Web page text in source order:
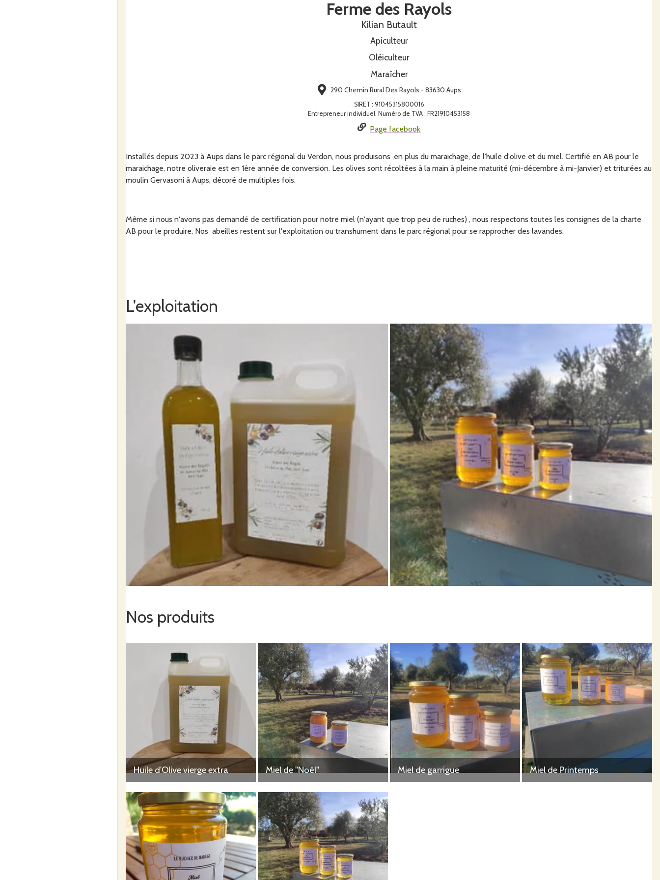
Ferme des Rayols
Kilian Butault
Apiculteur
Oléiculteur
Maraîcher
290 Chemin Rural Des Rayols - 83630 Aups
SIRET : 91045315800016
Entrepreneur individuel. Numéro de TVA : FR21910453158
Page facebook
Installés depuis 2023 à Aups dans le parc régional du Verdon, nous produisons ,en plus du maraichage, de l'huile d'olive et du miel. Certifié en AB pour le
maraichage, notre oliveraie est en 1ère année de conversion. Les olives sont récoltées à la main à pleine maturité (mi-décembre à mi-Janvier) et triturées au
moulin Gervasoni à Aups, décoré de multiples fois.
Même si nous n'avons pas demandé de certification pour notre miel (n'ayant que trop peu de ruches) , nous respectons toutes les consignes de la charte
AB pour le produire. Nos abeilles restent sur l'exploitation ou transhument dans le parc régional pour se rapprocher des lavandes.
L'exploitation
Nos produits
Huile d'Olive vierge extra Miel de "Noël" Miel de garrigue Miel de Printemps